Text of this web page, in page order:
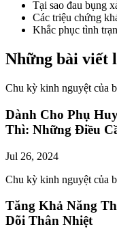
Tại sao đau bụng
Các triệu chứng
Khắc phục tình
Những bài viết
Chu kỳ kinh nguyệt của
Dành Cho Phụ
Thì: Những Điều
Jul 26, 2024
Chu kỳ kinh nguyệt của
Tăng Khả Năng
Dõi Thân Nhiệt